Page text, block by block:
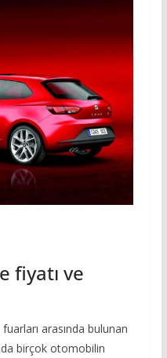
fiyatı ve
arasında bulunan
birçok otomobilin